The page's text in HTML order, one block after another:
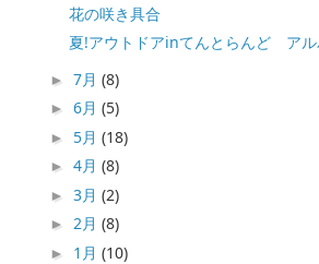
花の咲き具合
夏!アウトドアinてんとらんど アル
►7月(8)
►6月(5)
► 5月(18)
►4月(8)
►3月(2)
►2月(8)
► 1月(10)